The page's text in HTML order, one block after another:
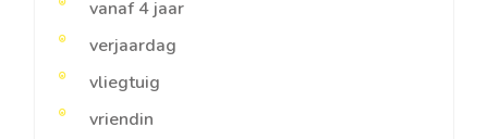
vanaf 4 jaar
verjaardag
vliegtuig
vriendin